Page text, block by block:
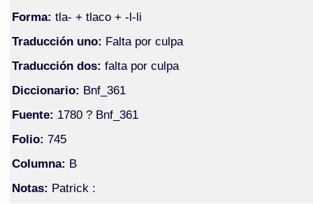
Forma: tla- + tlaco + -l-li
Traducción uno: Falta por culpa
Traducción dos: falta por culpa
Diccionario: Bnf_361
Fuente: 1780 ? Bnf_361
Folio: 745
Columna: B
Notas: Patrick :